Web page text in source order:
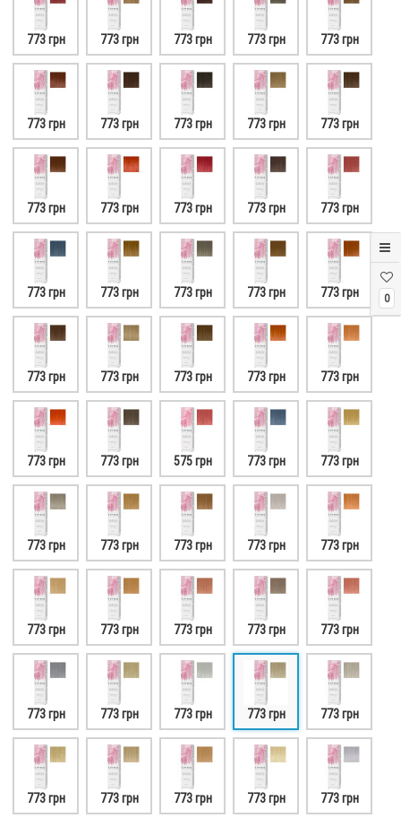
0
773 грн 773 грн 773 грн 773 грн 773 грн
773 грн 773 грн 773 грн 773 грн 773 грн
773 грн 773 грн 773 грн 773 грн 773 грн
773 грн 773 грн 773 грн 773 грн 773 грн
773 грн 773 грн 773 грн 773 грн 773 грн
773 грн 773 грн 575 грн 773 грн 773 грн
773 грн 773 грн 773 грн 773 грн 773 грн
773 грн 773 грн 773 грн 773 грн 773 грн
773 грн 773 грн 773 грн 773 грн 773 грн
773 грн 773 грн 773 грн 773 грн 773 грн